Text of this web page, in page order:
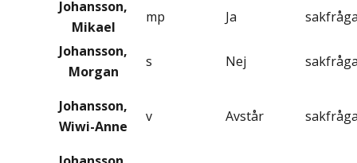
Johansson,
Mikael
mp Ja
Johansson,
Morgan
s Nej
Johansson,
Wiwi-Anne
v Avstår